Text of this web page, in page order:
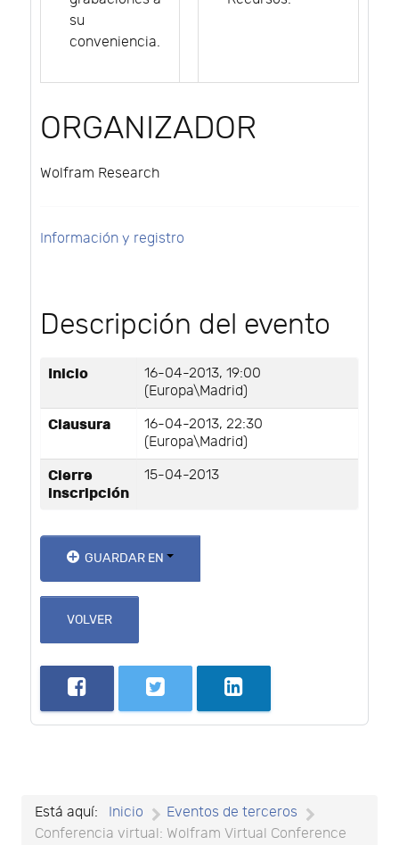
su
conveniencia.
ORGANIZADOR
Wolfram Research
Información y registro
Descripción del evento
Inicio
16-04-2013, 19:00
(Europa\Madrid)
Clausura
16-04-2013, 22:30
(Europa\Madrid)
Cierre
inscripción
15-04-2013
GUARDAR EN
VOLVER
Está aquí: Inicio
Eventos de terceros
Conferencia virtual: Wolfram Virtual Conference